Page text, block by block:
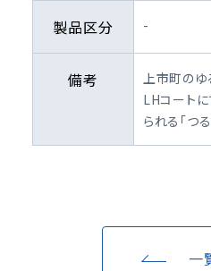
製品区分 -
備考
上市町のゆ
LHコート
られる「つ
一